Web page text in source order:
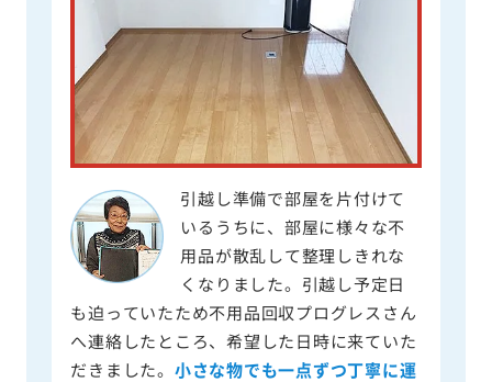
引越し準備で部屋を片付けて
いるうちに、部屋に様々な不
用品が散乱して整理しきれな
くなりました。引越し予定日
も迫っていたため不用品回収プログレスさん
へ連絡したところ、希望した日時に来ていた
だきました。 小さな物でも一点ずつ丁寧に運